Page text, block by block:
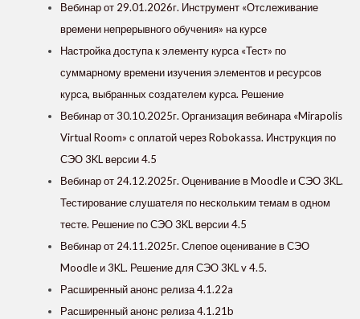
Вебинар от 29.01.2026г. Инструмент «Отслеживание
времени непрерывного обучения» на курсе
Настройка доступа к элементу курса «Тест» по
суммарному времени изучения элементов и ресурсов
курса, выбранных создателем курса. Решение
Вебинар от 30.10.2025г. Организация вебинара «Mirapolis
Virtual Room» с оплатой через Robokassa. Инструкция по
СЭО 3KL версии 4.5
Вебинар от 24.12.2025г. Оценивание в Moodle и СЭО 3KL.
Тестирование слушателя по нескольким темам в одном
тесте. Решение по СЭО 3KL версии 4.5
Вебинар от 24.11.2025г. Слепое оценивание в СЭО
Moodle и 3KL. Решение для СЭО 3KL v 4.5.
Расширенный анонс релиза 4.1.22a
Расширенный анонс релиза 4.1.21b